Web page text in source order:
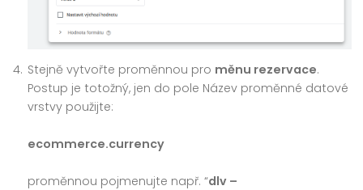
Stejně vytvořte proměnnou pro měnu rezervace.
Postup je totožný, jen do pole Název proměnné datové
vrstvy použijte:
ecommerce.currency
proměnnou pojmenujte např. “dlv –